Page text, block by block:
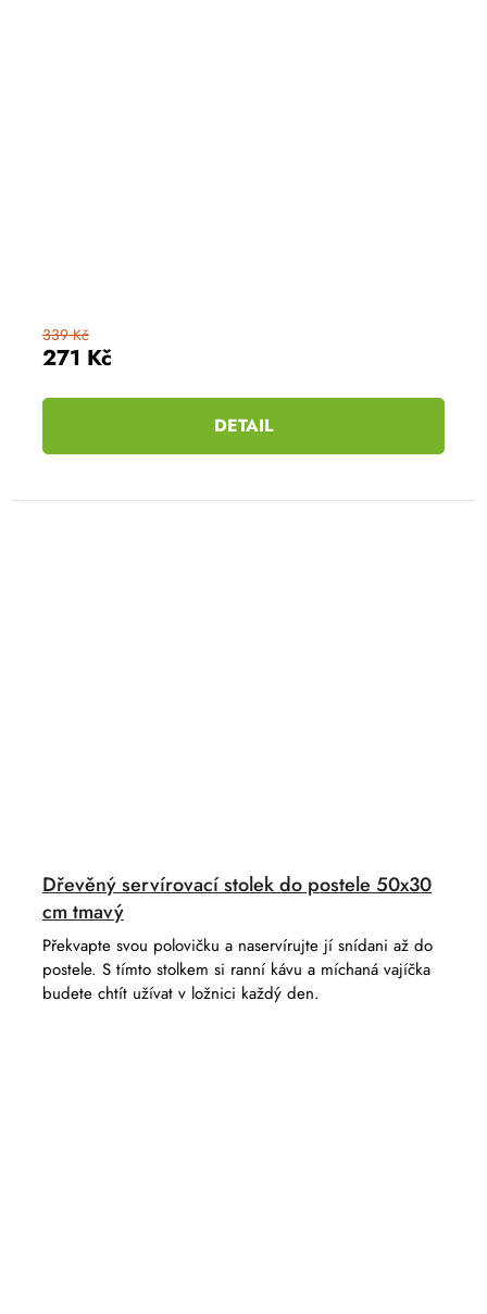
271 Kč
339 Kč
DETAIL
Dřevěný servírovací stolek do postele 50x30
cm tmavý
Překvapte svou polovičku a naservírujte jí snídani až do
postele. S tímto stolkem si ranní kávu a míchaná vajíčka
budete chtít užívat v ložnici každý den.